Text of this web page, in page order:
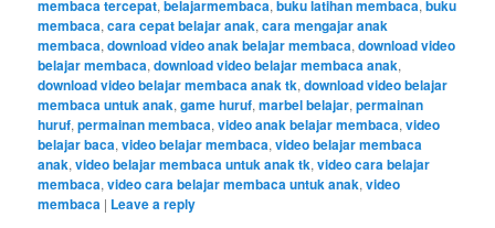
membaca tercepat,belajarmembaca,buku latihan membaca,buku
membaca,cara cepat belajar anak,cara mengajar anak
membaca,download video anak belajar membaca,download video
belajar membaca,download video belajar membaca anak,
download video belajar membaca anak tk,download video belajar
membaca untuk anak,game huruf,marbel belajar,permainan
huruf,permainan membaca,video anak belajar membaca,video
belajar baca,video belajar membaca,video belajar membaca
anak,video belajar membaca untuk anak tk,video cara belajar
membaca,video cara belajar membaca untuk anak,video
membaca | Leave a reply